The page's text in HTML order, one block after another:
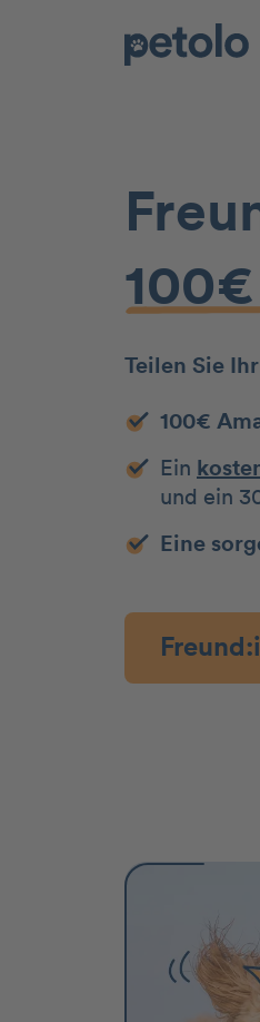
Teilen Sie
100€
Ein
und ein
Eine